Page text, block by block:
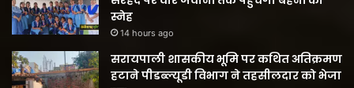
स्नेह
14 hours ago
सरायपाली शासकीय भूमि पर कथित अतिक्रमण
हटाने पीडब्ल्यूडी विभाग ने तहसीलदार को भेजा